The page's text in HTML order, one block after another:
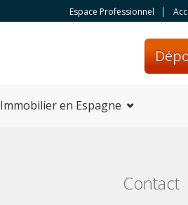
Espace Professionnel
Immobilier en Espagne
Contact